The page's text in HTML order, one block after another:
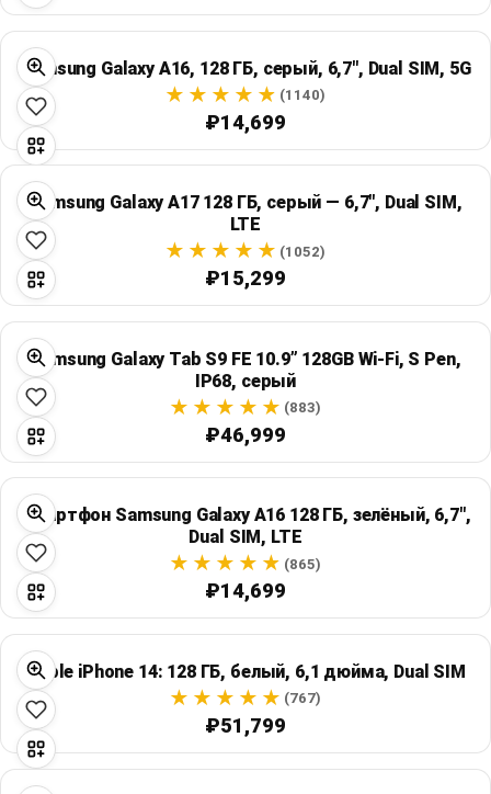
Samsung Galaxy A16, 128 ГБ, серый, 6,7", Dual SIM, 5G
(1140)
₽14,699
Samsung Galaxy A17 128 ГБ, серый — 6,7", Dual SIM,
LTE
(1052)
₽15,299
Samsung Galaxy Tab S9 FE 10.9” 128GB Wi‑Fi, S Pen,
IP68, серый
(883)
₽46,999
Смартфон Samsung Galaxy A16 128 ГБ, зелёный, 6,7",
Dual SIM, LTE
(865)
₽14,699
Apple iPhone 14: 128 ГБ, белый, 6,1 дюйма, Dual SIM
(767)
₽51,799